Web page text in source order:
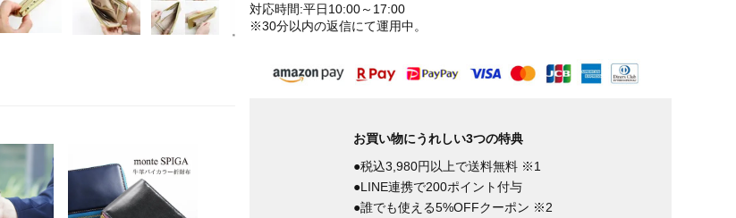
対応時間:平日10:00～17:00
※30分以内の返信にて運用中。
お買い物にうれしい3つの特典
●税込3,980円以上で送料無料 ※1
●LINE連携で200ポイント付与
●誰でも使える5%OFFクーポン ※2